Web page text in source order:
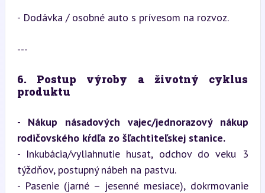
- Dodávka / osobné auto s prívesom na rozvoz.
---
6. Postup výroby a životný cyklus
produktu
- Nákup násadových vajec/jednorazový nákup
rodičovského kŕdľa zo šľachtiteľskej stanice.
- Inkubácia/vyliahnutie husat, odchov do veku 3
týždňov, postupný nábeh na pastvu.
- Pasenie (jarné – jesenné mesiace), dokrmovanie